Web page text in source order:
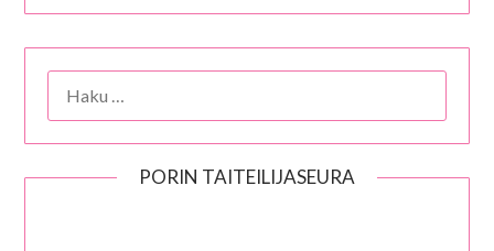
PORIN TAITEILIJASEURA